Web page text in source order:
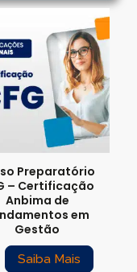
Preparatório
– Certificação
Anbima de
em
Gestão
Saiba Mais